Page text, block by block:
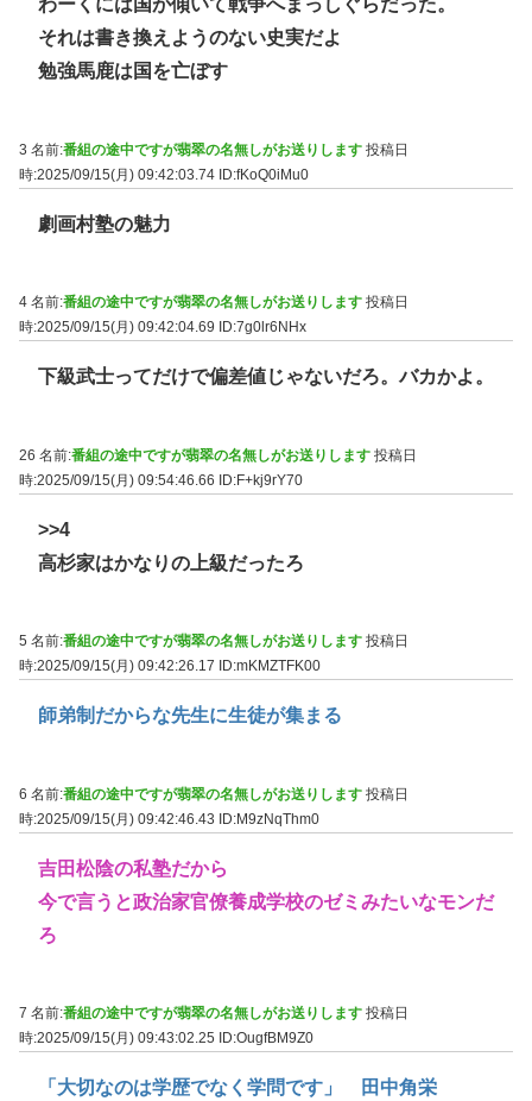
わーくには国が傾いて戦争へまっしぐらだった。
それは書き換えようのない史実だよ
勉強馬鹿は国を亡ぼす
3 名前:番組の途中ですが翡翠の名無しがお送りします 投稿日
時:2025/09/15(月) 09:42:03.74 ID:fKoQ0iMu0
劇画村塾の魅力
4 名前:番組の途中ですが翡翠の名無しがお送りします 投稿日
時:2025/09/15(月) 09:42:04.69
ID:7g0lr6NHx
下級武士ってだけで偏差値じゃないだろ。バカかよ。
26 名前:番組の途中ですが翡翠の名無しがお送りします 投稿日
時:2025/09/15(月) 09:54:46.66 ID:F+kj9rY70
>>4
高杉家はかなりの上級だったろ
5 名前:番組の途中ですが翡翠の名無しがお送りします 投稿日
時:2025/09/15(月) 09:42:26.17
ID:mKMZTFK00
師弟制だからな先生に生徒が集まる
6 名前:番組の途中ですが翡翠の名無しがお送りします 投稿日
時:2025/09/15(月) 09:42:46.43 ID:M9zNqThm0
吉田松陰の私塾だから
今で言うと政治家官僚養成学校のゼミみたいなモンだ
ろ
7 名前:番組の途中ですが翡翠の名無しがお送りします 投稿日
時:2025/09/15(月) 09:43:02.25
ID:OugfBM9Z0
「大切なのは学歴でなく学問です」 田中角栄